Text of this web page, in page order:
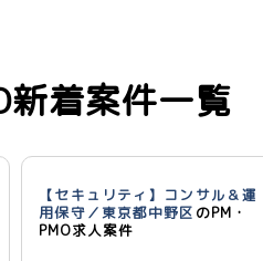
新着案件一覧
【セキュリティ】コンサル＆運
用保守／東京都中野区 のPM・
PMO求人案件